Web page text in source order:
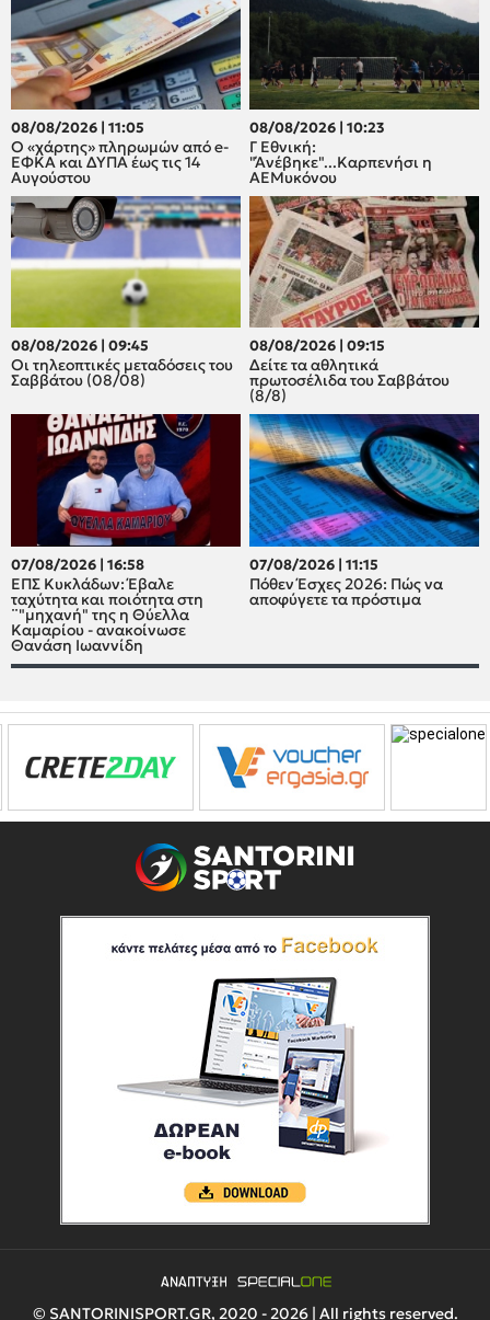
08/08/2026 | 11:05
Ο «χάρτης» πληρωμών από e-
ΕΦΚΑ και ΔΥΠΑ έως τις 14
Αυγούστου
08/08/2026 | 10:23
Γ Εθνική:
"Άνέβηκε"...Καρπενήσι η
ΑΕΜυκόνου
08/08/2026 | 09:45
Οι τηλεοπτικές μεταδόσεις του
Σαββάτου (08/08)
08/08/2026 | 09:15
Δείτε τα αθλητικά
πρωτοσέλιδα του Σαββάτου
(8/8)
07/08/2026 | 16:58
ΕΠΣ Κυκλάδων: Έβαλε
ταχύτητα και ποιότητα στη
¨"μηχανή" της η Θύελλα
Καμαρίου - ανακοίνωσε
Θανάση Ιωαννίδη
07/08/2026 | 11:15
Πόθεν Έσχες 2026: Πώς να
αποφύγετε τα πρόστιμα
© SANTORINISPORT.GR, 2020 - 2026 | All rights reserved.